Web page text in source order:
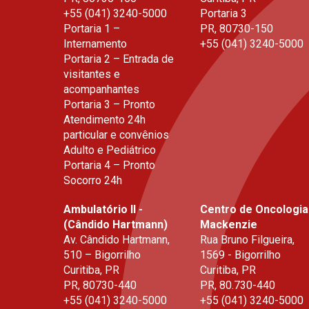
+55 (041) 3240-5000
Portaria 1 –
Internamento
Portaria 2 – Entrada de
visitantes e
acompanhantes
Portaria 3 – Pronto
Atendimento 24h
particular e convênios
Adulto e Pediátrico
Portaria 4 – Pronto
Socorro 24h
Portaria 3
PR,80730-150
+55 (041) 3240-5000
Ambulatório II -
(Cândido Hartmann)
Av. Cândido Hartmann,
510 – Bigorrilho
Curitiba, PR
PR, 80730-440
+55 (041) 3240-5000
Centro de Oncologia
Mackenzie
Rua Bruno Filgueira,
1569 - Bigorrilho
Curitiba, PR
PR,80.730-440
+55 (041) 3240-5000